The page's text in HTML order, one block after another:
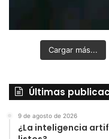
Cargar más...
Últimas
9 de agosto de 2026
¿La inteligencia